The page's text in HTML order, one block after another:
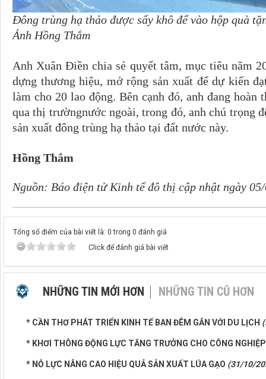
Đông trùng hạ thảo được sấy khô để vào hộp quà
Ảnh Hồng Thắm
Anh Xuân Ðiền chia sẻ quyết tâm, mục tiêu năm
dựng thương hiệu, mở rộng sản xuất để dự kiến
làm cho 20 lao động. Bên cạnh đó, anh đang
qua thị trườngnước ngoài, trong đó, anh chú trọng
sản xuất đông trùng hạ thảo tại đất nước này.
Hồng Thắm
Nguồn: Báo điện tử Kinh tế đô thị cập nhật ngày
Tổng số điểm của bài viết là: 0 trong 0 đánh giá
Click để đánh giá bài viết
NHỮNG TIN MỚI HƠN NHỮNG TIN CŨ HƠN
* CẦN THƠ PHÁT TRIỂN KINH TẾ BAN ĐÊM GẮN VỚI DU LỊCH
* KHƠI THÔNG ĐỘNG LỰC TĂNG TRƯỞNG CHO CÔNG
* NỖ LỰC NÂNG CAO HIỆU QUẢ SẢN XUẤT LÚA GẠO (31/10/